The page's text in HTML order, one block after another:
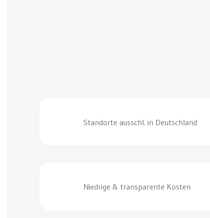
Standorte ausschl. in Deutschland
Niedrige & transparente Kosten